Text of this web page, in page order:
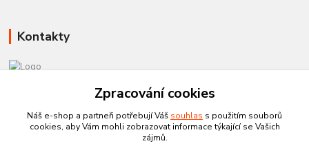
Kontakty
info@czechtherm.cz
Zpracování cookies
Náš e-shop a partneři potřebují Váš souhlas s použitím souborů
cookies, aby Vám mohli zobrazovat informace týkající se Vašich
zájmů.